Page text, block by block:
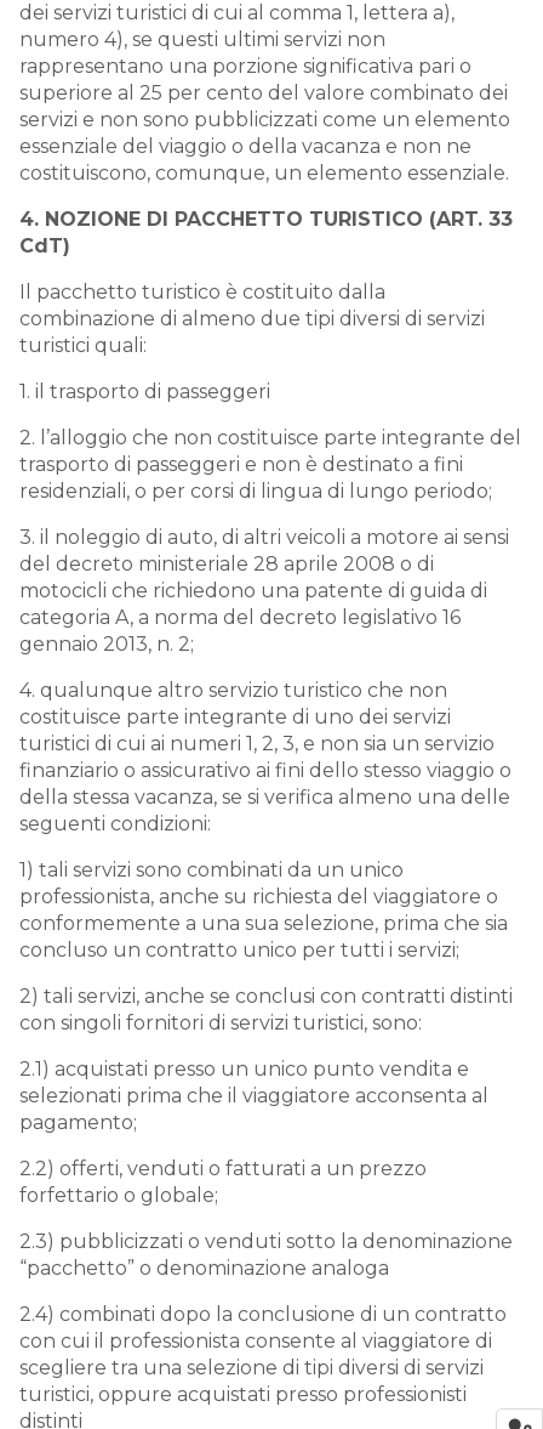
dei servizi turistici di cui al comma 1, lettera a),
numero 4), se questi ultimi servizi non
rappresentano una porzione significativa pari o
superiore al 25 per cento del valore combinato dei
servizi e non sono pubblicizzati come un elemento
essenziale del viaggio o della vacanza e non ne
costituiscono, comunque, un elemento essenziale.
4. NOZIONE DI PACCHETTO TURISTICO (ART. 33
CdT)
Il pacchetto turistico è costituito dalla
combinazione di almeno due tipi diversi di servizi
turistici quali:
1. il trasporto di passeggeri
2. l’alloggio che non costituisce parte integrante del
trasporto di passeggeri e non è destinato a fini
residenziali, o per corsi di lingua di lungo periodo;
3. il noleggio di auto, di altri veicoli a motore ai sensi
del decreto ministeriale 28 aprile 2008 o di
motocicli che richiedono una patente di guida di
categoria A, a norma del decreto legislativo 16
gennaio 2013, n. 2;
4. qualunque altro servizio turistico che non
costituisce parte integrante di uno dei servizi
turistici di cui ai numeri 1, 2, 3, e non sia un servizio
finanziario o assicurativo ai fini dello stesso viaggio o
della stessa vacanza, se si verifica almeno una delle
seguenti condizioni:
1) tali servizi sono combinati da un unico
professionista, anche su richiesta del viaggiatore o
conformemente a una sua selezione, prima che sia
concluso un contratto unico per tutti i servizi;
2) tali servizi, anche se conclusi con contratti distinti
con singoli fornitori di servizi turistici, sono:
2.1) acquistati presso un unico punto vendita e
selezionati prima che il viaggiatore acconsenta al
pagamento;
2.2) offerti, venduti o fatturati a un prezzo
forfettario o globale;
2.3) pubblicizzati o venduti sotto la denominazione
“pacchetto” o denominazione analoga
2.4) combinati dopo la conclusione di un contratto
con cui il professionista consente al viaggiatore di
scegliere tra una selezione di tipi diversi di servizi
turistici, oppure acquistati presso professionisti
distinti